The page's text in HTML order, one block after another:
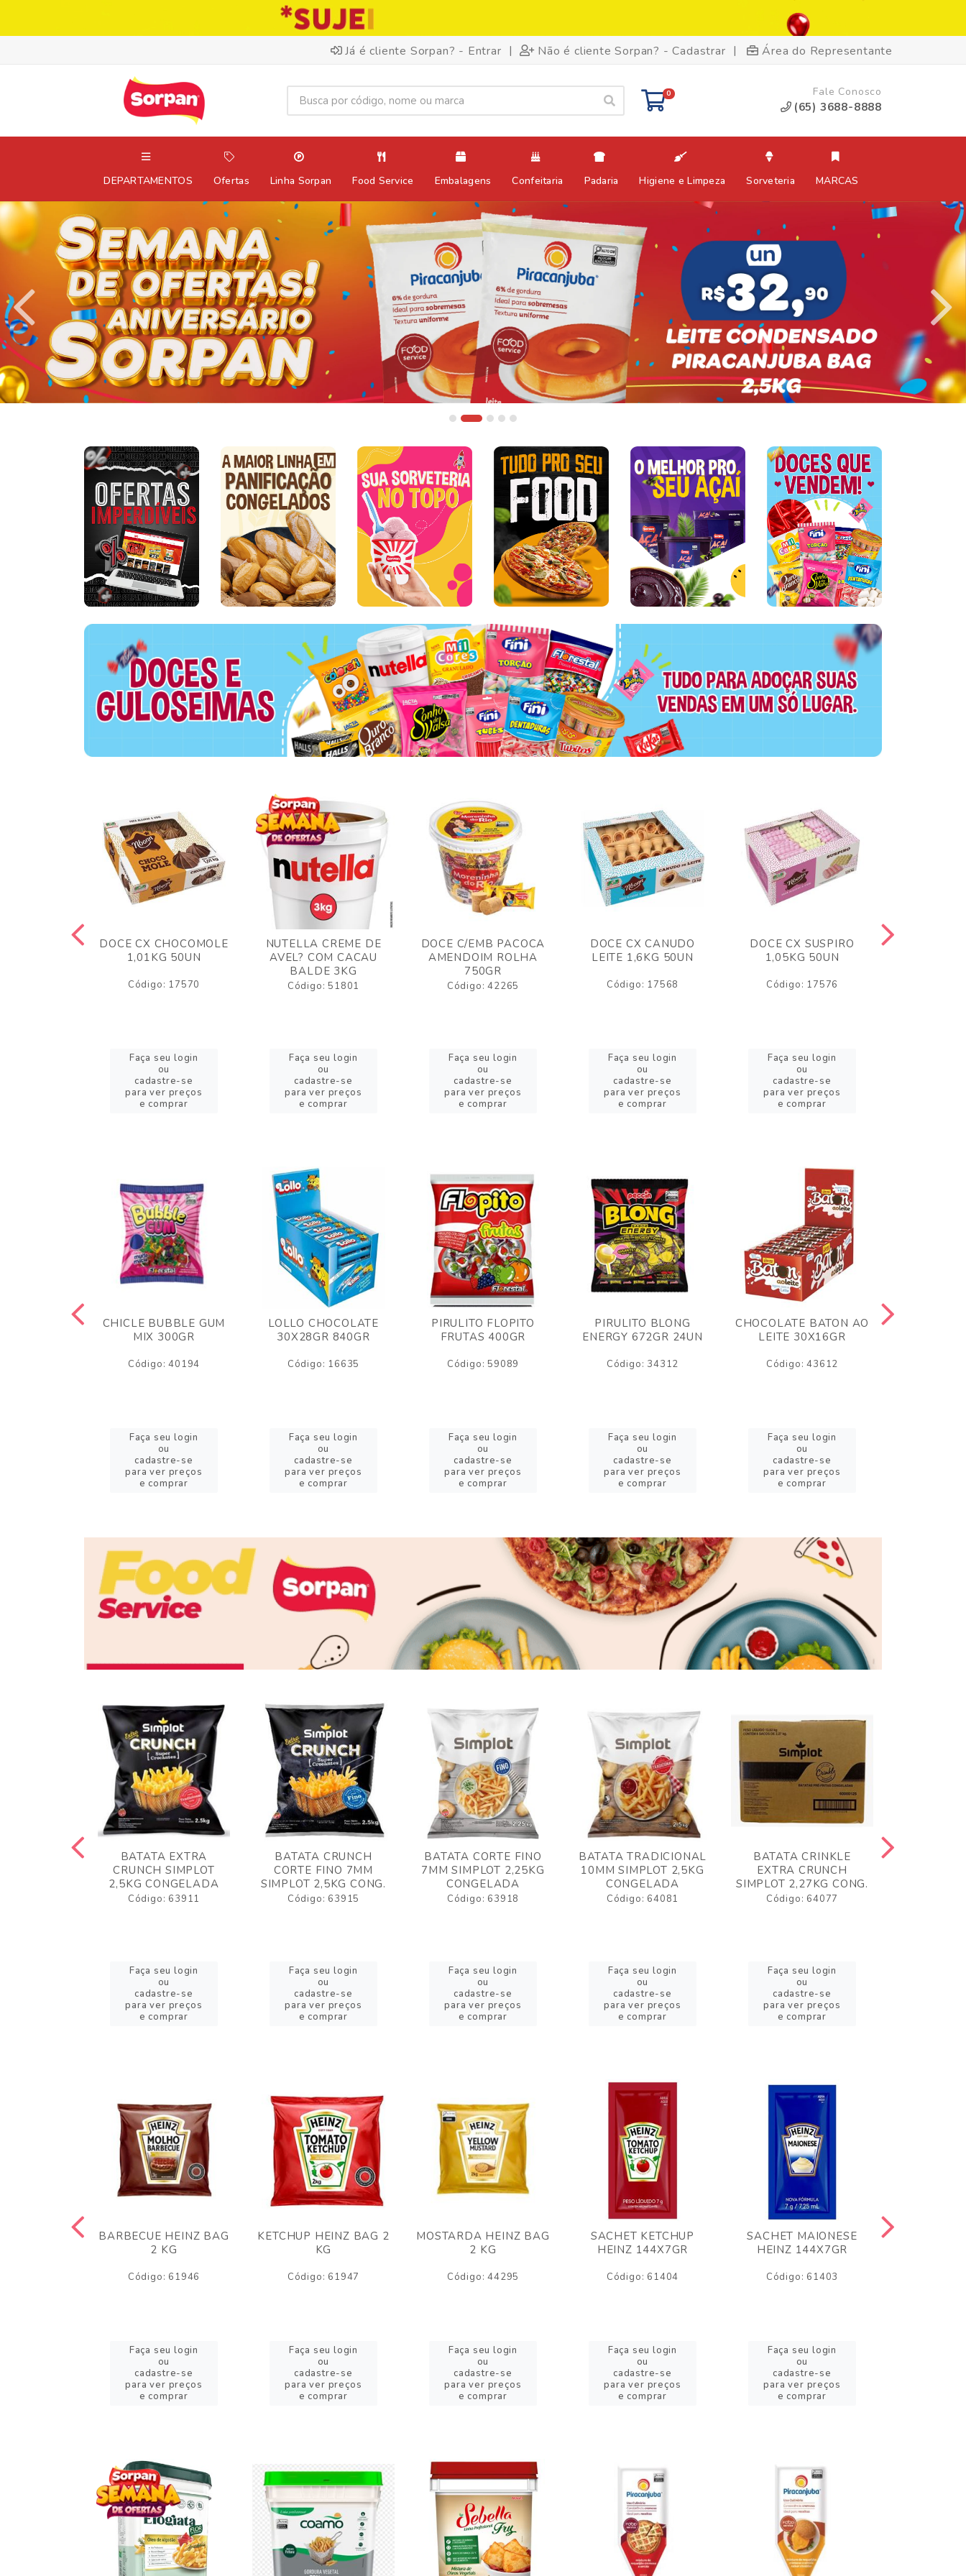
Já é cliente Sorpan? - Entrar | Não é cliente Sorpan? - Cadastrar | Área do Representante
0 Fale Conosco
(65) 3688-8888
DEPARTAMENTOS Ofertas Linha Sorpan Food Service Embalagens Confeitaria Padaria Higiene e Limpeza Sorveteria MARCAS
DOCE CX CHOCOMOLE
1,01KG 50UN
Código: 17570
Faça seu login
ou
cadastre-se
para ver preços
e comprar
NUTELLA CREME DE
AVEL? COM CACAU
BALDE 3KG
Código: 51801
Faça seu login
ou
cadastre-se
para ver preços
e comprar
DOCE C/EMB PACOCA
AMENDOIM ROLHA
750GR
Código: 42265
Faça seu login
ou
cadastre-se
para ver preços
e comprar
DOCE CX CANUDO
LEITE 1,6KG 50UN
Código: 17568
Faça seu login
ou
cadastre-se
para ver preços
e comprar
DOCE CX SUSPIRO
1,05KG 50UN
Código: 17576
Faça seu login
ou
cadastre-se
para ver preços
e comprar
CHICLE BUBBLE GUM
MIX 300GR
Código: 40194
Faça seu login
ou
cadastre-se
para ver preços
e comprar
LOLLO CHOCOLATE
30X28GR 840GR
Código: 16635
Faça seu login
ou
cadastre-se
para ver preços
e comprar
PIRULITO FLOPITO
FRUTAS 400GR
Código: 59089
Faça seu login
ou
cadastre-se
para ver preços
e comprar
PIRULITO BLONG
ENERGY 672GR 24UN
Código: 34312
Faça seu login
ou
cadastre-se
para ver preços
e comprar
CHOCOLATE BATON AO
LEITE 30X16GR
Código: 43612
Faça seu login
ou
cadastre-se
para ver preços
e comprar
BATATA EXTRA
CRUNCH SIMPLOT
2,5KG CONGELADA
Código: 63911
Faça seu login
ou
cadastre-se
para ver preços
e comprar
BATATA CRUNCH
CORTE FINO 7MM
SIMPLOT 2,5KG CONG.
Código: 63915
Faça seu login
ou
cadastre-se
para ver preços
e comprar
BATATA CORTE FINO
7MM SIMPLOT 2,25KG
CONGELADA
Código: 63918
Faça seu login
ou
cadastre-se
para ver preços
e comprar
BATATA TRADICIONAL
10MM SIMPLOT 2,5KG
CONGELADA
Código: 64081
Faça seu login
ou
cadastre-se
para ver preços
e comprar
BATATA CRINKLE
EXTRA CRUNCH
SIMPLOT 2,27KG CONG.
Código: 64077
Faça seu login
ou
cadastre-se
para ver preços
e comprar
BARBECUE HEINZ BAG
2 KG
Código: 61946
Faça seu login
ou
cadastre-se
para ver preços
e comprar
KETCHUP HEINZ BAG 2
KG
Código: 61947
Faça seu login
ou
cadastre-se
para ver preços
e comprar
MOSTARDA HEINZ BAG
2 KG
Código: 44295
Faça seu login
ou
cadastre-se
para ver preços
e comprar
SACHET KETCHUP
HEINZ 144X7GR
Código: 61404
Faça seu login
ou
cadastre-se
para ver preços
e comprar
SACHET MAIONESE
HEINZ 144X7GR
Código: 61403
Faça seu login
ou
cadastre-se
para ver preços
e comprar